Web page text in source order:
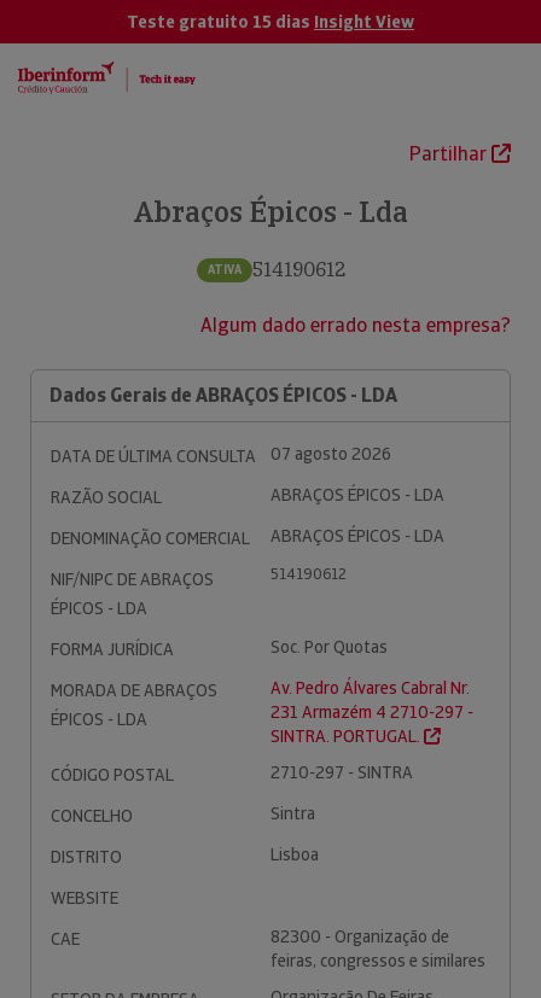
Teste gratuito 15 dias Insight View
Partilhar
Abraços Épicos - Lda
ATIVA 514190612
Algum dado errado nesta empresa?
Dados Gerais de ABRAÇOS ÉPICOS - LDA
DATA DE ÚLTIMA CONSULTA
07 agosto 2026
RAZÃO SOCIAL
ABRAÇOS ÉPICOS - LDA
DENOMINAÇÃO COMERCIAL
ABRAÇOS ÉPICOS - LDA
NIF/NIPC DE ABRAÇOS
ÉPICOS - LDA
514190612
FORMA JURÍDICA
Soc. Por Quotas
MORADA DE ABRAÇOS
ÉPICOS - LDA
Av. Pedro Álvares Cabral Nr.
231 Armazém 4 2710-297 -
SINTRA. PORTUGAL.
CÓDIGO POSTAL
2710-297 - SINTRA
CONCELHO
Sintra
DISTRITO
Lisboa
WEBSITE
CAE
82300 - Organização de
feiras, congressos e similares